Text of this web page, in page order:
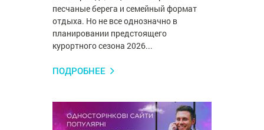
песчаные берега и семейный формат
отдыха. Но не все однозначно в
планировании предстоящего
курортного сезона 2026...
ПОДРОБНЕЕ